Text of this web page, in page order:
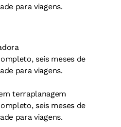
para viagens.
seis meses de
para viagens.
terraplanagem
seis meses de
para viagens.